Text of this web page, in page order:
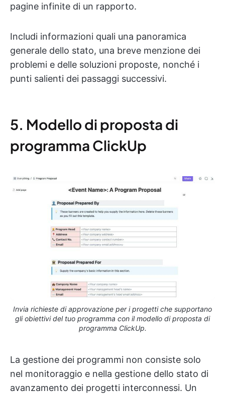
pagine infinite di un rapporto.
Includi informazioni quali una panoramica
generale dello stato, una breve menzione dei
problemi e delle soluzioni proposte, nonché i
punti salienti dei passaggi successivi.
5. Modello di proposta di
programma ClickUp
Invia richieste di approvazione per i progetti che supportano
gli obiettivi del tuo programma con il modello di proposta di
programma ClickUp.
La gestione dei programmi non consiste solo
nel monitoraggio e nella gestione dello stato di
avanzamento dei progetti interconnessi. Un